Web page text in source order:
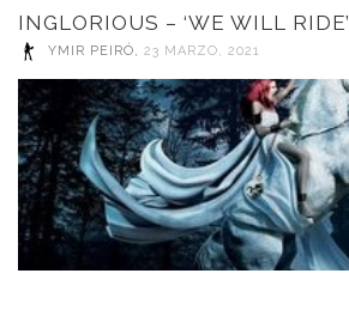
INGLORIOUS – ‘WE WILL RIDE’
YMIR PEIRÓ, 23 MARZO, 2021